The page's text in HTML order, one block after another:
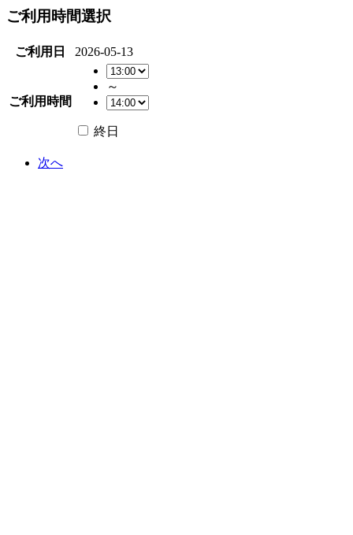
ご利用時間選択
ご利用日 2026-05-13
ご利用時間
～
終日
次へ